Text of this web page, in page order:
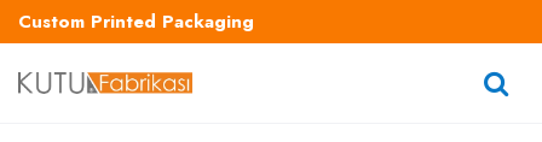
Custom Printed Packaging